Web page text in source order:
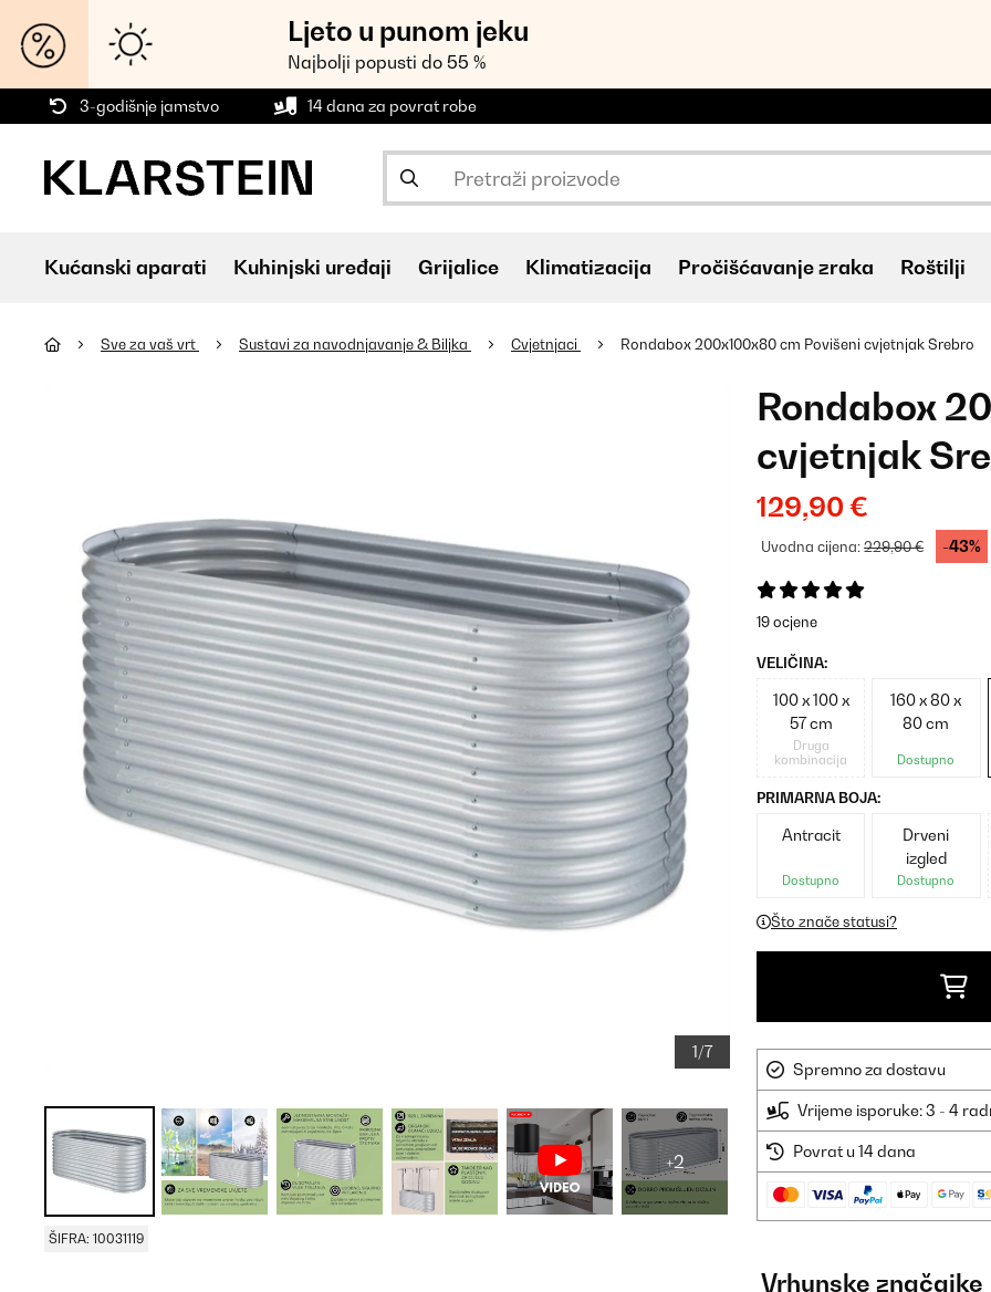
Ljeto u punom jeku
Najbolji popusti do 55 %
3-godišnje jamstvo 14 dana za povrat robe
Kućanski aparati Kuhinjski uređaji Grijalice Klimatizacija Pročišćavanje zraka Roštilji
Sve za vaš vrt Sustavi za navodnjavanje & Biljka Cvjetnjaci Rondabox 200x100x80 cm Povišeni cvjetnjak Srebro
1/7
+2
ŠIFRA: 10031119
Rondabox
cvjetnjak
129,90 €
Uvodna cijena:229,90 € -43%
19 ocjene
VELIČINA:
100 x 100 x
57 cm
Druga
kombinacija
160 x 80 x
80 cm
Dostupno
PRIMARNA BOJA:
Antracit
Dostupno
Drveni
izgled
Dostupno
Što znače statusi?
Spremno za dostavu
Vrijeme isporuke: 3 - 4
Povrat u 14 dana
Vrhunske značajke